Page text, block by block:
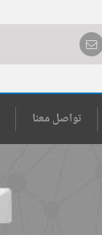
تواصل معنا